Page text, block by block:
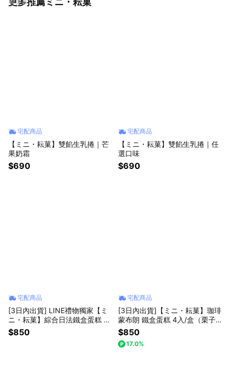
宅配商品
【ミニ・耘菓】雙餡生乳捲｜芒
果奶霜
$690
宅配商品
【ミニ・耘菓】雙餡生乳捲｜任
選口味
$690
宅配商品
[3日內出貨] LINE禮物獨家【ミ
ニ・耘菓】綜合日法鐵盒蛋糕 (
初雪莓菓+金映芒菓 各2入，共4
入/盒 ) （獨家甜點）(芒果季)
$850
宅配商品
[3日內出貨]【ミニ・耘菓】珈琲
蒙布朗 鐵盒蛋糕 4入/盒（栗子
甜點）
$850
17.0%